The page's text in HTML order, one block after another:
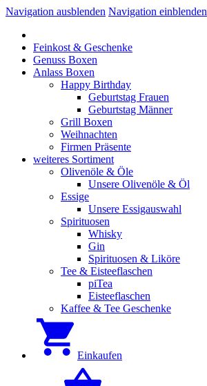
Navigation ausblenden Navigation einblenden
Feinkost & Geschenke
Genuss Boxen
Anlass Boxen
Happy Birthday
Geburtstag Frauen
Geburtstag Männer
Grill Boxen
Weihnachten
Firmen Präsente
weiteres Sortiment
Olivenöle & Öle
Unsere Olivenöle & Öl
Essige
Unsere Essigauswahl
Spirituosen
Whisky
Gin
Spirituosen & Liköre
Tee & Eisteeflaschen
piTea
Eisteeflaschen
Kaffee & Tee Geschenke
Einkaufen